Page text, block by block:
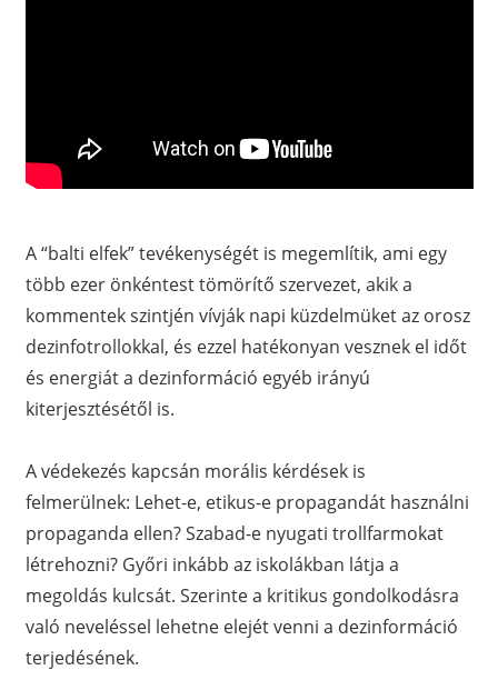
A “balti elfek” tevékenységét is megemlítik, ami egy
több ezer önkéntest tömörítő szervezet, akik a
kommentek szintjén vívják napi küzdelmüket az orosz
dezinfotrollokkal, és ezzel hatékonyan vesznek el időt
és energiát a dezinformáció egyéb irányú
kiterjesztésétől is.
A védekezés kapcsán morális kérdések is
felmerülnek: Lehet-e, etikus-e propagandát használni
propaganda ellen? Szabad-e nyugati trollfarmokat
létrehozni? Győri inkább az iskolákban látja a
megoldás kulcsát. Szerinte a kritikus gondolkodásra
való neveléssel lehetne elejét venni a dezinformáció
terjedésének.